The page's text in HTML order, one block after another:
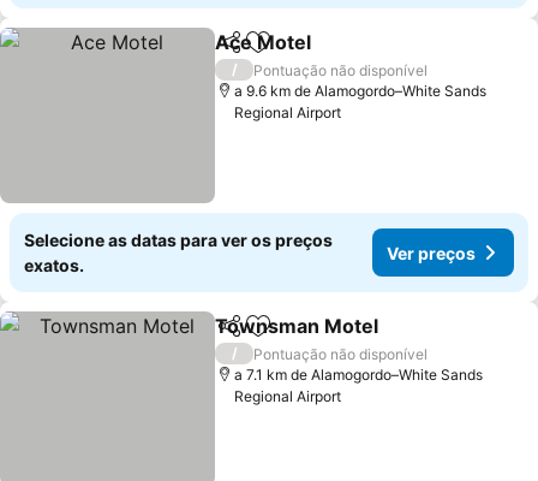
PartilharAdicionar aos favoritos
Ace Motel
/
Pontuação não disponível
a 9.6 km de Alamogordo–White Sands
Regional Airport
Selecione as datas para ver os preços
exatos.
Ver preços
PartilharAdicionar aos favoritos
Townsman Motel
/
Pontuação não disponível
a 7.1 km de Alamogordo–White Sands
Regional Airport